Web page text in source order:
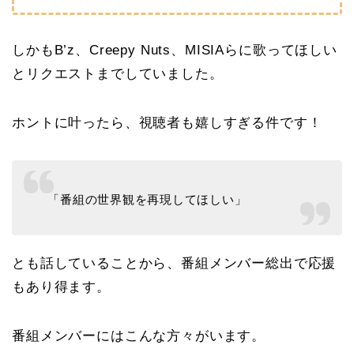
しかもB’z、Creepy Nuts、MISIAらに歌ってほしい
とリクエストまでしていました。
ホントに叶ったら、視聴者も嬉しすぎる件です！
「番組の世界観を再現してほしい」
とも話していることから、番組メンバー総出で応援
もあり得ます。
番組メンバーにはこんな方々がいます。